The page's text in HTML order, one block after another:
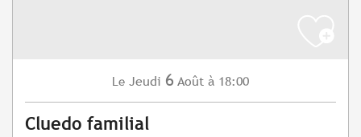
Le Jeudi 6 Août à 18:00
Cluedo familial